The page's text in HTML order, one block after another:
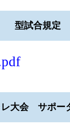
型試合規定
レ大会 サポー